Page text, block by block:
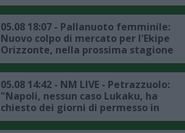
05.08 18:07 - Pallanuoto femminile:
Nuovo colpo di mercato per l'Ekipe
Orizzonte, nella prossima stagione
Lavinia Papi indosserà la calottina
rossazzurra
05.08 14:42 - NM LIVE - Petrazzuolo:
"Napoli, nessun caso Lukaku, ha
chiesto dei giorni di permesso in
accordo con la società, il punto sul